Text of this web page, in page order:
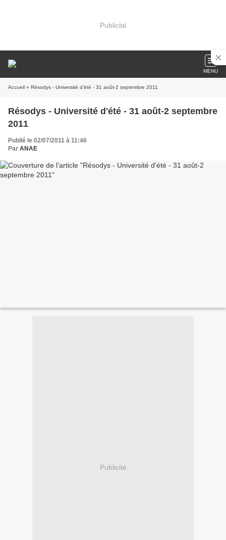
Publicité
MENU
Accueil » Résodys - Université d'été - 31 août-2 septembre 2011
Résodys - Université d'été - 31 août-2 septembre
2011
Publié le 02/07/2011 à 11:46
Par ANAE
Publicité